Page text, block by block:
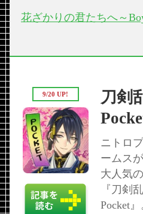
花ざかりの君たちへ～
刀剣
ニトロ
ームス
大人気
『刀剣
Pocket
9/20 UP!